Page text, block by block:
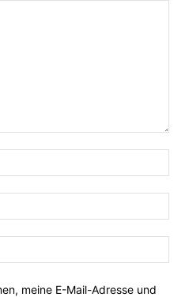
meine E-Mail-Adresse und